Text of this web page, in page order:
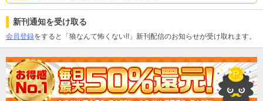
新刊通知を受け取る
会員登録をすると「狼なんて怖くない!!」新刊配信のお知らせが受け取れます。